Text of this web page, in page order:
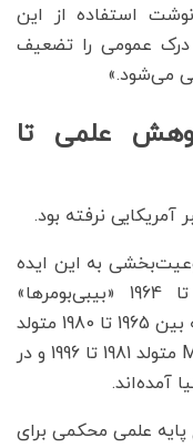
استفاده از این
درک عمومی را تضعیف
می‌شود.»
علمی تا
نرفته بود.
به این ایده
داشت که متولدین سال‌های 1946 تا 1964 «بیبی‌بومرها»
هستند، پس از آنها نسل X قرار دارد که بین 1965 تا 1980 متولد
شده‌اند، سپس هزاره‌ای‌ها یا Millennials متولد 1981 تا 1996 و در
علمی محکمی برای